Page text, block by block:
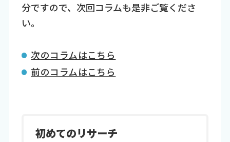
分ですので、次回コラムも是非ご覧くださ
い。
次のコラムはこちら
前のコラムはこちら
初めてのリサーチ